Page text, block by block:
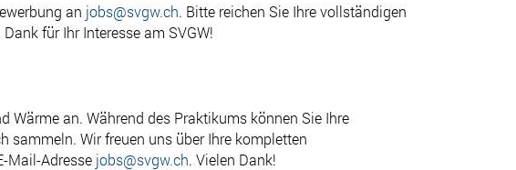
an jobs@svgw.ch. Bitte reichen Sie Ihre vollständigen
für Ihr Interesse am SVGW!
Wärme an. Während des Praktikums können Sie Ihre
sammeln. Wir freuen uns über Ihre kompletten
Mail-Adresse jobs@svgw.ch. Vielen Dank!